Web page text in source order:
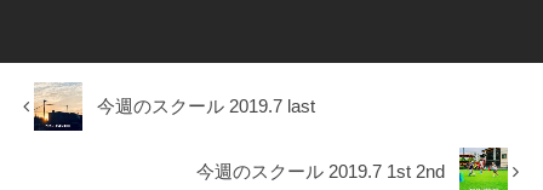
今週のスクール 2019.7 last
今週のスクール 2019.7 1st 2nd